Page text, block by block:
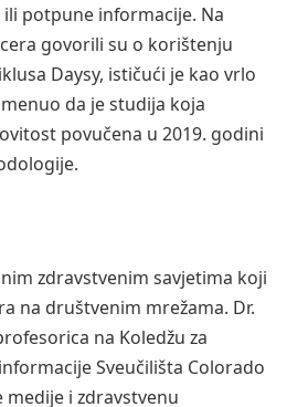
potpune informacije. Na
govorili su o korištenju
Daysy, ističući je kao vrlo
da je studija koja
povučena u 2019. godini
zdravstvenim savjetima koji
na društvenim mrežama. Dr.
na Koledžu za
Sveučilišta Colorado
i zdravstvenu